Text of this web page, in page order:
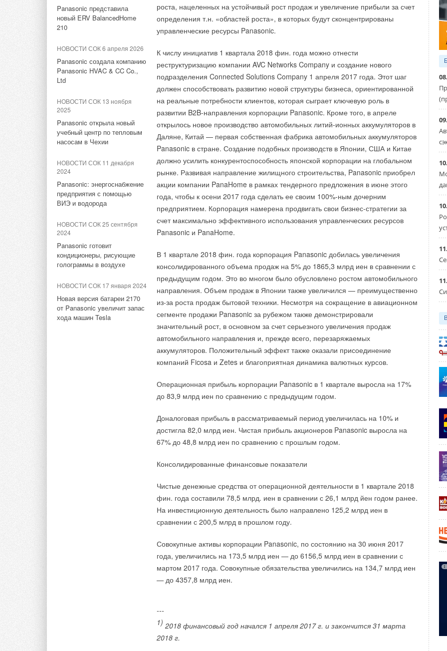
Panasonic представила
новый ERV BalancedHome
210
НОВОСТИ СОК 6 апреля 2026
Panasonic создала компанию
Panasonic HVAC & CC Co.,
Ltd
НОВОСТИ СОК 13 ноября
2025
Panasonic открыла новый
учебный центр по тепловым
насосам в Чехии
НОВОСТИ СОК 11 декабря
2024
Panasonic: энергоснабжение
предприятия с помощью
ВИЭ и водорода
НОВОСТИ СОК 25 сентября
2024
Panasonic готовит
кондиционеры, рисующие
голограммы в воздухе
НОВОСТИ СОК 17 января 2024
Новая версия батареи 2170
от Panasonic увеличит запас
хода машин Tesla
роста, нацеленных на устойчивый рост продаж и увеличение прибыли за счет
определения т.н. «областей роста», в которых будут сконцентрированы
управленческие ресурсы Panasonic.
К числу инициатив 1 квартала 2018 фин. года можно отнести
реструктуризацию компании AVC Networks Company и создание нового
подразделения Connected Solutions Company 1 апреля 2017 года. Этот шаг
должен способствовать развитию новой структуры бизнеса, ориентированной
на реальные потребности клиентов, которая сыграет ключевую роль в
развитии B2B-направления корпорации Panasonic. Кроме того, в апреле
открылось новое производство автомобильных литий-ионных аккумуляторов в
Даляне, Китай — первая собственная фабрика автомобильных аккумуляторов
Panasonic в стране. Создание подобных производств в Японии, США и Китае
должно усилить конкурентоспособность японской корпорации на глобальном
рынке. Развивая направление жилищного строительства, Panasonic приобрел
акции компании PanaHome в рамках тендерного предложения в июне этого
года, чтобы к осени 2017 года сделать ее своим 100%-ным дочерним
предприятием. Корпорация намерена продвигать свои бизнес-стратегии за
счет максимально эффективного использования управленческих ресурсов
Panasonic и PanaHome.
В 1 квартале 2018 фин. года корпорация Panasonic добилась увеличения
консолидированного объема продаж на 5% до 1865,3 млрд иен в сравнении с
предыдущим годом. Это во многом было обусловлено ростом автомобильного
направления. Объем продаж в Японии также увеличился — преимущественно
из-за роста продаж бытовой техники. Несмотря на сокращение в авиационном
сегменте продажи Panasonic за рубежом также демонстрировали
значительный рост, в основном за счет серьезного увеличения продаж
автомобильного направления и, прежде всего, перезаряжаемых
аккумуляторов. Положительный эффект также оказали присоединение
компаний Ficosa и Zetes и благоприятная динамика валютных курсов.
Операционная прибыль корпорации Panasonic в 1 квартале выросла на 17%
до 83,9 млрд иен по сравнению с предыдущим годом.
Доналоговая прибыль в рассматриваемый период увеличилась на 10% и
достигла 82,0 млрд иен. Чистая прибыль акционеров Panasonic выросла на
67% до 48,8 млрд иен по сравнению с прошлым годом.
Консолидированные финансовые показатели
Чистые денежные средства от операционной деятельности в 1 квартале 2018
фин. года составили 78,5 млрд. иен в сравнении с 26,1 млрд йен годом ранее.
На инвестиционную деятельность было направлено 125,2 млрд иен в
сравнении с 200,5 млрд в прошлом году.
Совокупные активы корпорации Panasonic, по состоянию на 30 июня 2017
года, увеличились на 173,5 млрд иен — до 6156,5 млрд иен в сравнении с
мартом 2017 года. Совокупные обязательства увеличились на 134,7 млрд иен
— до 4357,8 млрд иен.
---
1) 2018 финансовый год начался 1 апреля 2017 г. и закончится 31 марта
2018 г.
НОВОСТИ СОК 21 июля 2020
Компания ЭВАН обновила и
ЭВАН Expert
НОВОСТИ СОК 25 июня 2020
Твердотопливные котлы
НОВОСТИ СОК 25 июня 2020
Модуль управления ГВС
EVAN AQUA
Последняя разработка в
линейке контроллеров
Электрические накопительные водонагреватели
Уведомления отключены
Комментарии
В этой теме еще нет комментариев
Добавить комментарий
Ваш E-mail *
Ассортимент ДЮЙМ
дополнился счетчиками
воды Итэлма
ДЮЙМ включил в программу
дымоходы FERRUM
Дюйм — прямой дилер
фильтров для воды Atlas
Filtri
НОВОСТИ СОК 15 июня 2017
панельных радиаторов
Теплоизоляционный кожух из жесткого пенополиуретана позволяет надежно
сохранять тепло в баке в течение длительного времени. В качестве
дополнительно источника тепла в бойлер может быть установлен
водонагревателей серий L и LT благодаря своей конструкции позволяют
размещать отопительные котлы непосредственно на них.
Компания ДЮЙМ является прямым дилером отопительного оборудования
Buderus на территории Российской Федерации.
Тэги: Газовые настенные котлы Газовые напольные котлы Бойлеры косвенного нагрева
Комментарии
В этой теме еще нет комментариев
Добавить комментарий
Ваше имя * Ваш E-mail *